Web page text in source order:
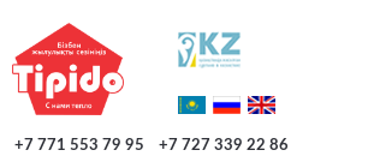
+7 771 553 79 95 +7 727 339 22 86